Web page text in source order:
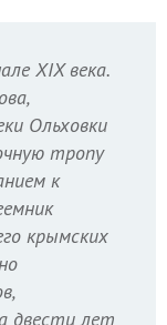
XIX века.
Ольховки
тропу
к
крымских
двести лет